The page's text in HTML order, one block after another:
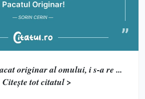
originar al omului, i s-a re ...
Citește tot citatul >